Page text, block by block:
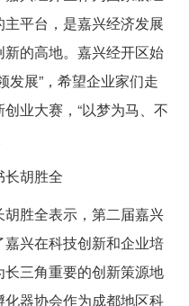
平台，是嘉兴经济发展
的高地。嘉兴经开区始
发展”，希望企业家们走
业大赛，“以梦为马、不
胡胜全
胜全表示，第二届嘉兴
兴在科技创新和企业培
三角重要的创新策源地
器协会作为成都地区科